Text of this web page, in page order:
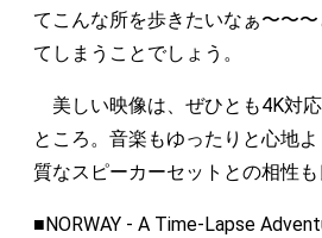
てこんな所を歩きたいなぁ〜〜
てしまうことでしょう。
美しい映像は、ぜひとも4K対
ところ。音楽もゆったりと心地
質なスピーカーセットとの相性も
■NORWAY - A Time-Lapse